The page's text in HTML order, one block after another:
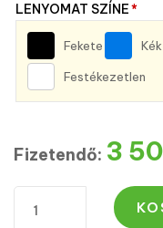
LENYOMAT SZÍNE*
Fekete Kék
Festékezetlen
Fizetendő: 3